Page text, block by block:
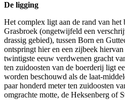
De ligging
Het complex ligt aan de rand van het
Grasbroek (ongetwijfeld een
drassig gebied), tussen Born en
ontspringt hier en een zijbeek
twintigste eeuw verdwenen gracht
ten zuidoosten van de boerderij ligt
worden beschouwd als de laat-
paar honderd meter ten zuidoosten
omgrachte motte, de Heksenberg of